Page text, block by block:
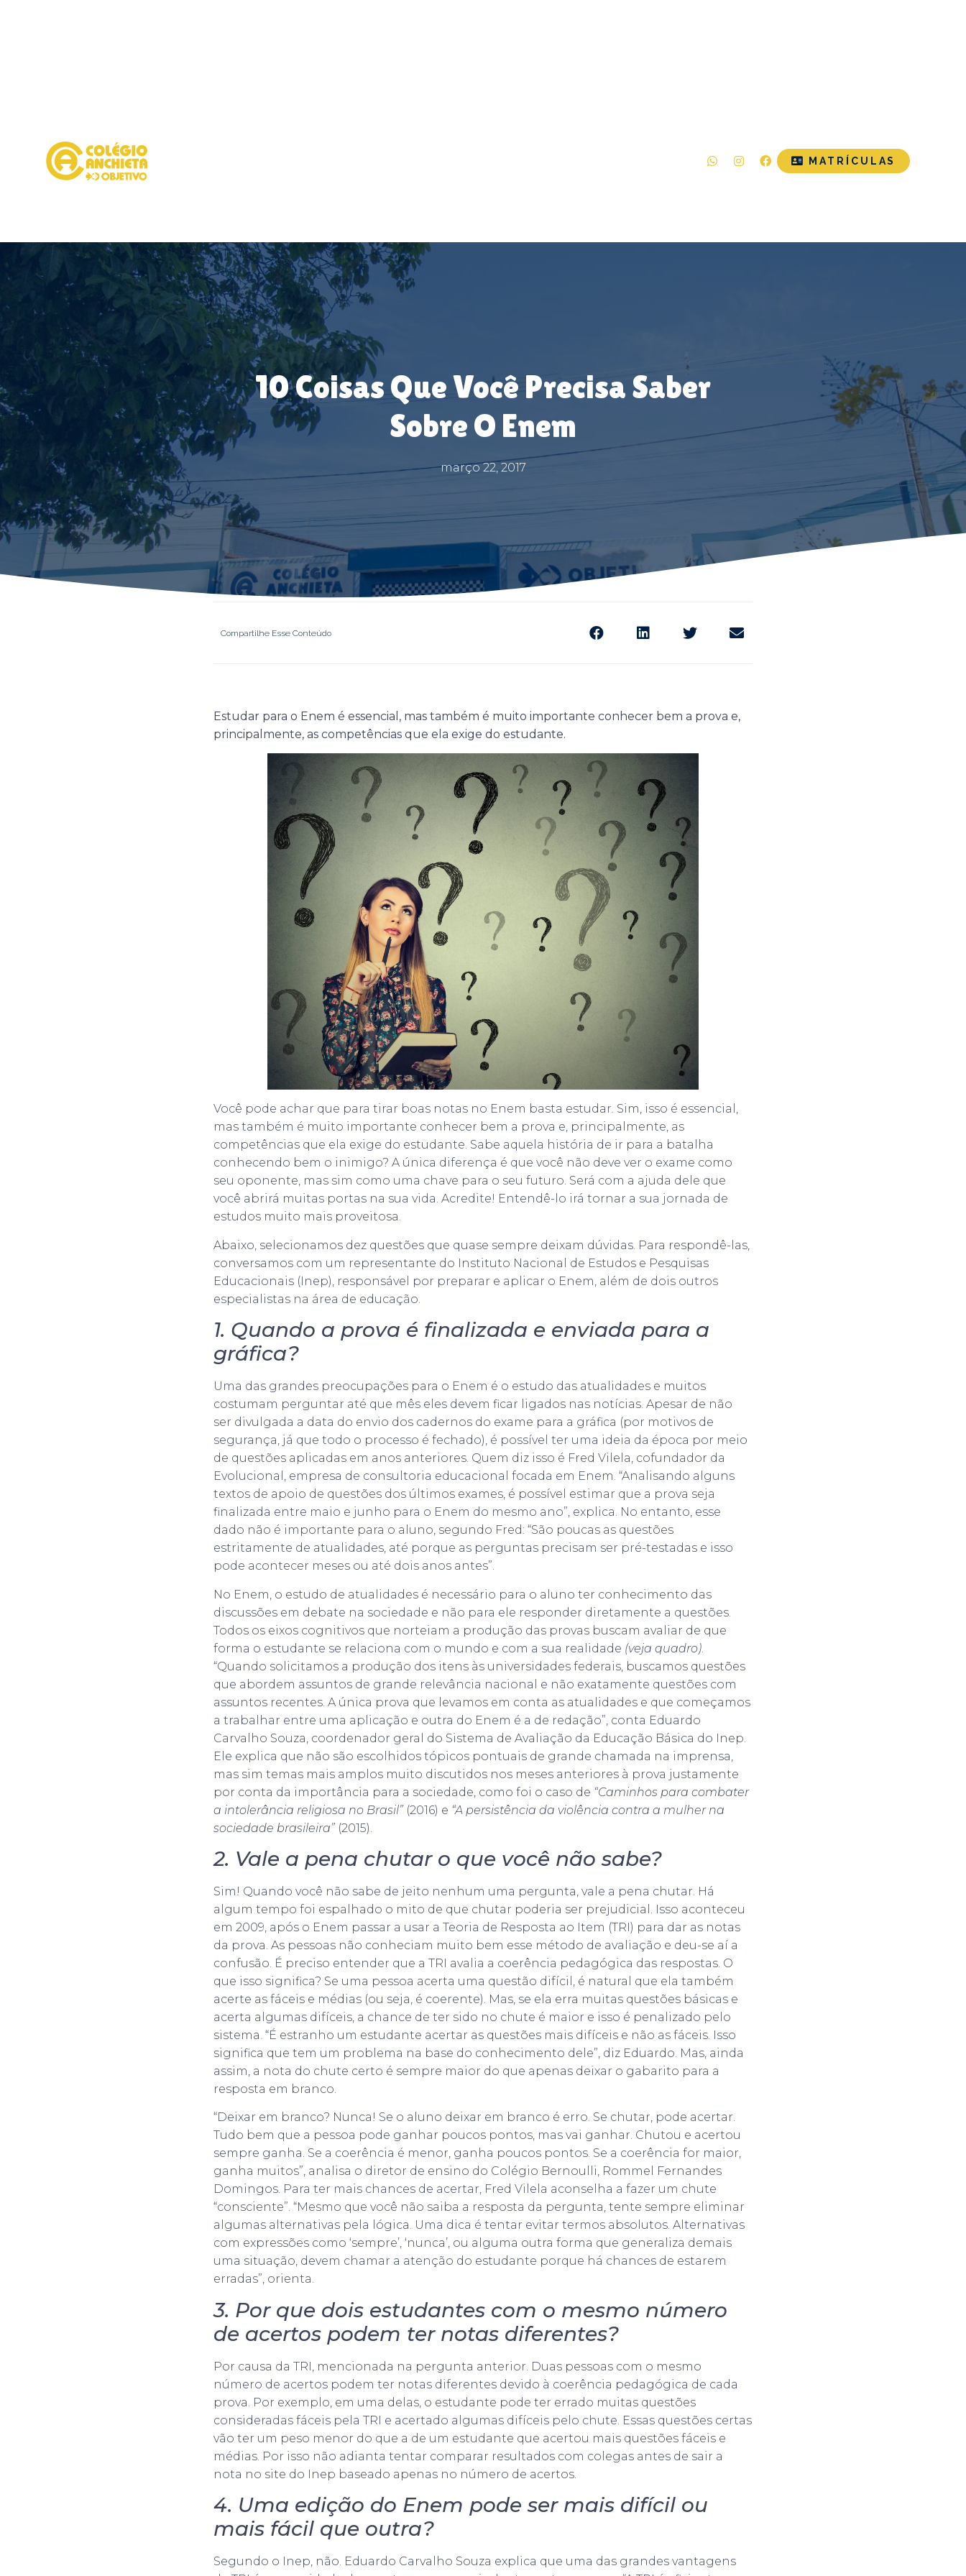
MATRÍCULAS
10 Coisas Que Você Precisa Saber
Sobre O Enem
março 22, 2017
Compartilhe Esse Conteúdo
Estudar para o Enem é essencial, mas também é muito importante conhecer bem a prova e,
principalmente, as competências que ela exige do estudante.
Você pode achar que para tirar boas notas no Enem basta estudar. Sim, isso é essencial,
mas também é muito importante conhecer bem a prova e, principalmente, as
competências que ela exige do estudante. Sabe aquela história de ir para a batalha
conhecendo bem o inimigo? A única diferença é que você não deve ver o exame como
seu oponente, mas sim como uma chave para o seu futuro. Será com a ajuda dele que
você abrirá muitas portas na sua vida. Acredite! Entendê-lo irá tornar a sua jornada de
estudos muito mais proveitosa.
Abaixo, selecionamos dez questões que quase sempre deixam dúvidas. Para respondê-las,
conversamos com um representante do Instituto Nacional de Estudos e Pesquisas
Educacionais (Inep), responsável por preparar e aplicar o Enem, além de dois outros
especialistas na área de educação.
1. Quando a prova é finalizada e enviada para a
gráfica?
Uma das grandes preocupações para o Enem é o estudo das atualidades e muitos
costumam perguntar até que mês eles devem ficar ligados nas notícias. Apesar de não
ser divulgada a data do envio dos cadernos do exame para a gráfica (por motivos de
segurança, já que todo o processo é fechado), é possível ter uma ideia da época por meio
de questões aplicadas em anos anteriores. Quem diz isso é Fred Vilela, cofundador da
Evolucional, empresa de consultoria educacional focada em Enem. “Analisando alguns
textos de apoio de questões dos últimos exames, é possível estimar que a prova seja
finalizada entre maio e junho para o Enem do mesmo ano”, explica. No entanto, esse
dado não é importante para o aluno, segundo Fred: “São poucas as questões
estritamente de atualidades, até porque as perguntas precisam ser pré-testadas e isso
pode acontecer meses ou até dois anos antes”.
No Enem, o estudo de atualidades é necessário para o aluno ter conhecimento das
discussões em debate na sociedade e não para ele responder diretamente a questões.
Todos os eixos cognitivos que norteiam a produção das provas buscam avaliar de que
forma o estudante se relaciona com o mundo e com a sua realidade (veja quadro)
“Quando solicitamos a produção dos itens às universidades federais, buscamos questões
que abordem assuntos de grande relevância nacional e não exatamente questões com
assuntos recentes. A única prova que levamos em conta as atualidades e que começamos
a trabalhar entre uma aplicação e outra do Enem é a de redação”, conta Eduardo
Carvalho Souza, coordenador geral do Sistema de Avaliação da Educação Básica do Inep.
Ele explica que não são escolhidos tópicos pontuais de grande chamada na imprensa,
mas sim temas mais amplos muito discutidos nos meses anteriores à prova justamente
por conta da importância para a sociedade, como foi o caso de “Caminhos para combater
a intolerância religiosa no Brasil” (2016) e “A persistência da violência contra a mulher na
sociedade brasileira” (2015).
2. Vale a pena chutar o que você não sabe?
Sim! Quando você não sabe de jeito nenhum uma pergunta, vale a pena chutar. Há
algum tempo foi espalhado o mito de que chutar poderia ser prejudicial. Isso aconteceu
em 2009, após o Enem passar a usar a Teoria de Resposta ao Item (TRI) para dar as notas
da prova. As pessoas não conheciam muito bem esse método de avaliação e deu-se aí a
confusão. É preciso entender que a TRI avalia a coerência pedagógica das respostas. O
que isso significa? Se uma pessoa acerta uma questão difícil, é natural que ela também
acerte as fáceis e médias (ou seja, é coerente). Mas, se ela erra muitas questões básicas e
acerta algumas difíceis, a chance de ter sido no chute é maior e isso é penalizado pelo
sistema. “É estranho um estudante acertar as questões mais difíceis e não as fáceis. Isso
significa que tem um problema na base do conhecimento dele”, diz Eduardo. Mas, ainda
assim, a nota do chute certo é sempre maior do que apenas deixar o gabarito para a
resposta em branco.
“Deixar em branco? Nunca! Se o aluno deixar em branco é erro. Se chutar, pode acertar.
Tudo bem que a pessoa pode ganhar poucos pontos, mas vai ganhar. Chutou e acertou
sempre ganha. Se a coerência é menor, ganha poucos pontos. Se a coerência for maior,
ganha muitos”, analisa o diretor de ensino do Colégio Bernoulli, Rommel Fernandes
Domingos. Para ter mais chances de acertar, Fred Vilela aconselha a fazer um chute
“consciente”. “Mesmo que você não saiba a resposta da pergunta, tente sempre eliminar
algumas alternativas pela lógica. Uma dica é tentar evitar termos absolutos. Alternativas
com expressões como ‘sempre’, ‘nunca’, ou alguma outra forma que generaliza demais
uma situação, devem chamar a atenção do estudante porque há chances de estarem
erradas”, orienta.
3. Por que dois estudantes com o mesmo número
de acertos podem ter notas diferentes?
Por causa da TRI, mencionada na pergunta anterior. Duas pessoas com o mesmo
número de acertos podem ter notas diferentes devido à coerência pedagógica de cada
prova. Por exemplo, em uma delas, o estudante pode ter errado muitas questões
consideradas fáceis pela TRI e acertado algumas difíceis pelo chute. Essas questões certas
vão ter um peso menor do que a de um estudante que acertou mais questões fáceis e
médias. Por isso não adianta tentar comparar resultados com colegas antes de sair a
nota no site do Inep baseado apenas no número de acertos.
4. Uma edição do Enem pode ser mais difícil ou
mais fácil que outra?
Segundo o Inep, não. Eduardo Carvalho Souza explica que uma das grandes vantagens